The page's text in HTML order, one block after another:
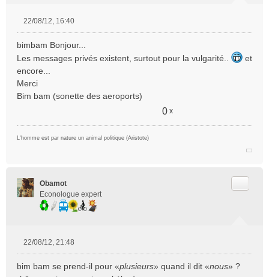
s
s
a
g
e
n
l
22/08/12, 16:40
bimbam Bonjour...
Les messages privés existent, surtout pour la vulgarité..
et
encore...
Merci
Bim bam (sonette des aeroports)
0 x
L'homme est par nature un animal politique (Aristote)
Obamot
Econologue expert
s
22/08/12, 21:48
bim bam se prend-il pour «plusieurs» quand il dit «nous» ?